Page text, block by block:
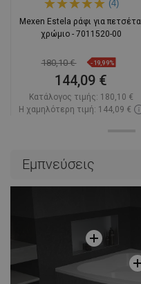
(4)
Mexen Estela ράφι για πετσέτα,
χρώμιο - 7011520-00
180,10 € -19,99%
144,09 €
Κατάλογος τιμής: 180,10 €
Η χαμηλότερη τιμή: 144,09 €
Εμπνεύσεις